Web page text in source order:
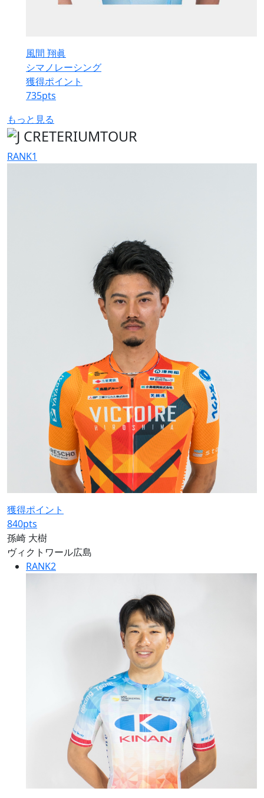
風間 翔眞
シマノレーシング
獲得ポイント
735pts
もっと見る
RANK1
獲得ポイント
840pts
孫崎 大樹
ヴィクトワール広島
RANK2